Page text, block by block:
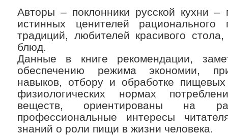
Авторы – поклонники русской кухни –
истинных ценителей
традиций, любителей красивого
блюд.
Данные в книге рекомендации,
обеспечению режима экономии,
навыков, отбору и обработке
физиологических нормах
веществ, ориентированы на
профессиональные интересы
знаний о роли пищи в жизни человека.